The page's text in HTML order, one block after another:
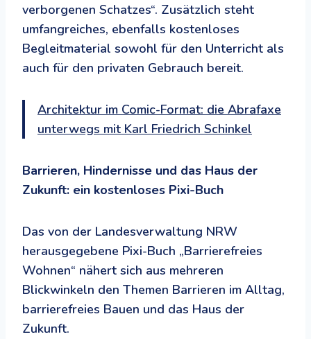
verborgenen Schatzes“. Zusätzlich steht
umfangreiches, ebenfalls kostenloses
Begleitmaterial sowohl für den Unterricht als
auch für den privaten Gebrauch bereit.
Architektur im Comic-Format: die Abrafaxe
unterwegs mit Karl Friedrich Schinkel
Barrieren, Hindernisse und das Haus der
Zukunft: ein kostenloses Pixi-Buch
Das von der Landesverwaltung NRW
herausgegebene Pixi-Buch „Barrierefreies
Wohnen“ nähert sich aus mehreren
Blickwinkeln den Themen Barrieren im Alltag,
barrierefreies Bauen und das Haus der
Zukunft.